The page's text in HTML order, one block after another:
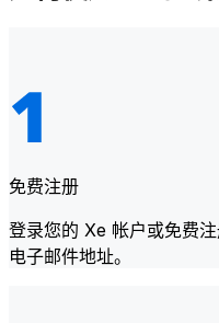
免费注册
登录您的 Xe 帐户或免费
电子邮件地址。